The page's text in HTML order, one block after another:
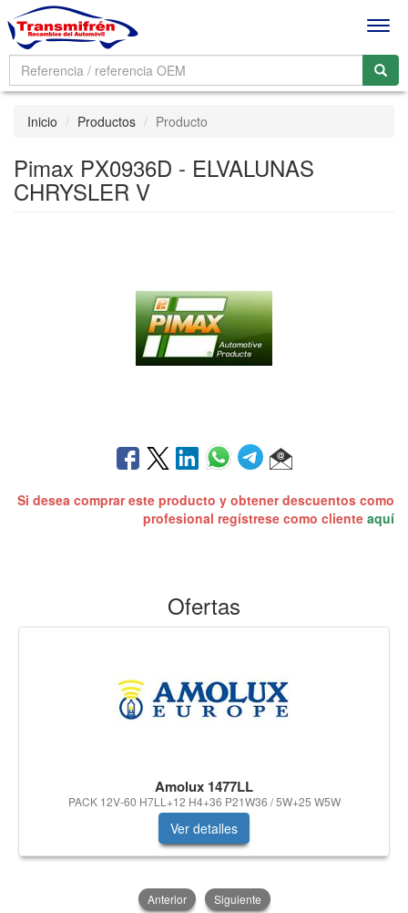
Inicio Productos Producto
Pimax PX0936D - ELVALUNAS
CHRYSLER V
Si desea comprar este producto y obtener descuentos como
profesional regístrese como cliente aquí
Ofertas
Amolux 1477LL
PACK 12V-60 H7LL+12 H4+36 P21W36 / 5W+25 W5W
Ver detalles
Anterior Siguiente